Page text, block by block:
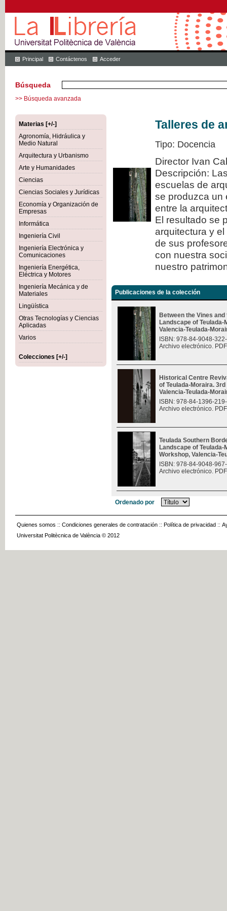
Principal Contáctenos Acceder
Búsqueda
>> Búsqueda avanzada
Materias [+/-]
Agronomía, Hidráulica y
Medio Natural
Arquitectura y Urbanismo
Arte y Humanidades
Ciencias
Ciencias Sociales y Jurídicas
Economía y Organización de
Empresas
Informática
Ingeniería Civil
Ingeniería Electrónica y
Comunicaciones
Ingeniería Energética,
Eléctrica y Motores
Ingeniería Mecánica y de
Materiales
Lingüística
Otras Tecnologías y Ciencias
Aplicadas
Varios
Colecciones [+/-]
Talleres de
Tipo: Docencia
Director Ivan
Descripción:
escuelas de
se produzca un
entre la
El resultado se
arquitectura y
de sus
con nuestra
nuestro
Publicaciones de la colección
Between the Vines
Landscape of
Valencia-Teulada-
ISBN: 978-84-9048-
Archivo electrónico.
Historical Centre
of Teulada-Moraira.
Valencia-Teulada-
ISBN: 978-84-1396-
Archivo electrónico.
Teulada Southern
Landscape of
Workshop, Valencia-
ISBN: 978-84-9048-
Archivo electrónico.
Ordenado por
Quienes somos :: Condiciones generales de contratación :: Política de privacidad ::
Universitat Politècnica de València © 2012